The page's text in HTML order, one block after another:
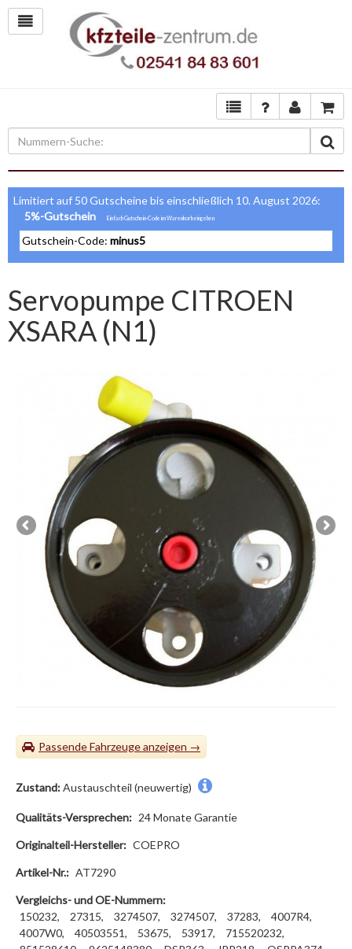
Limitiert auf 50 Gutscheine bis einschließlich 10. August 2026:
5%-Gutschein
Gutschein-Code: minus5
Servopumpe CITROEN
XSARA (N1)
Passende Fahrzeuge
Zustand:Austauschteil (neuwertig)
Qualitäts-Versprechen: 24 Monate Garantie
Originalteil-Hersteller: COEPRO
Artikel-Nr.: AT7290
Vergleichs- und OE-Nummern:
150232,
27315, 3274507, 3274507, 37283,
4007R4,
4007W0,
40503551, 53675, 53917,
715520232,